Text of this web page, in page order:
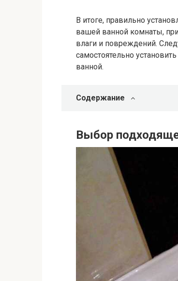
В итоге, правильно
вашей ванной комнаты,
влаги и повреждений.
самостоятельно
ванной.
Содержание
Выбор